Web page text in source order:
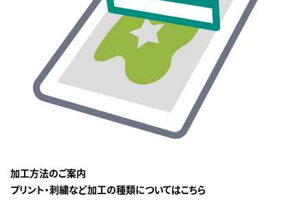
加工方法のご案内
プリント・刺繍など加工の種類についてはこちら